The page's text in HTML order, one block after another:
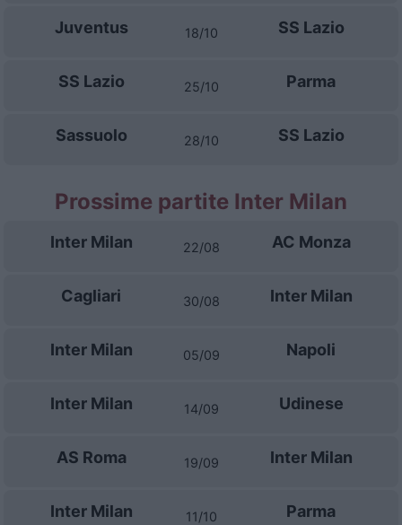
Juventus 18/10 SS Lazio
SS Lazio 25/10 Parma
Sassuolo 28/10 SS Lazio
Prossime partite Inter Milan
Inter Milan 22/08 AC Monza
Cagliari 30/08 Inter Milan
Inter Milan 05/09 Napoli
Inter Milan 14/09 Udinese
AS Roma 19/09 Inter Milan
Inter Milan 11/10 Parma